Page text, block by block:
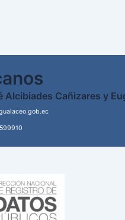
Alcibiades Cañizares y